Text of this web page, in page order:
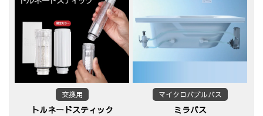
交換用
トルネードスティック
マイクロバブルバス
ミラバス